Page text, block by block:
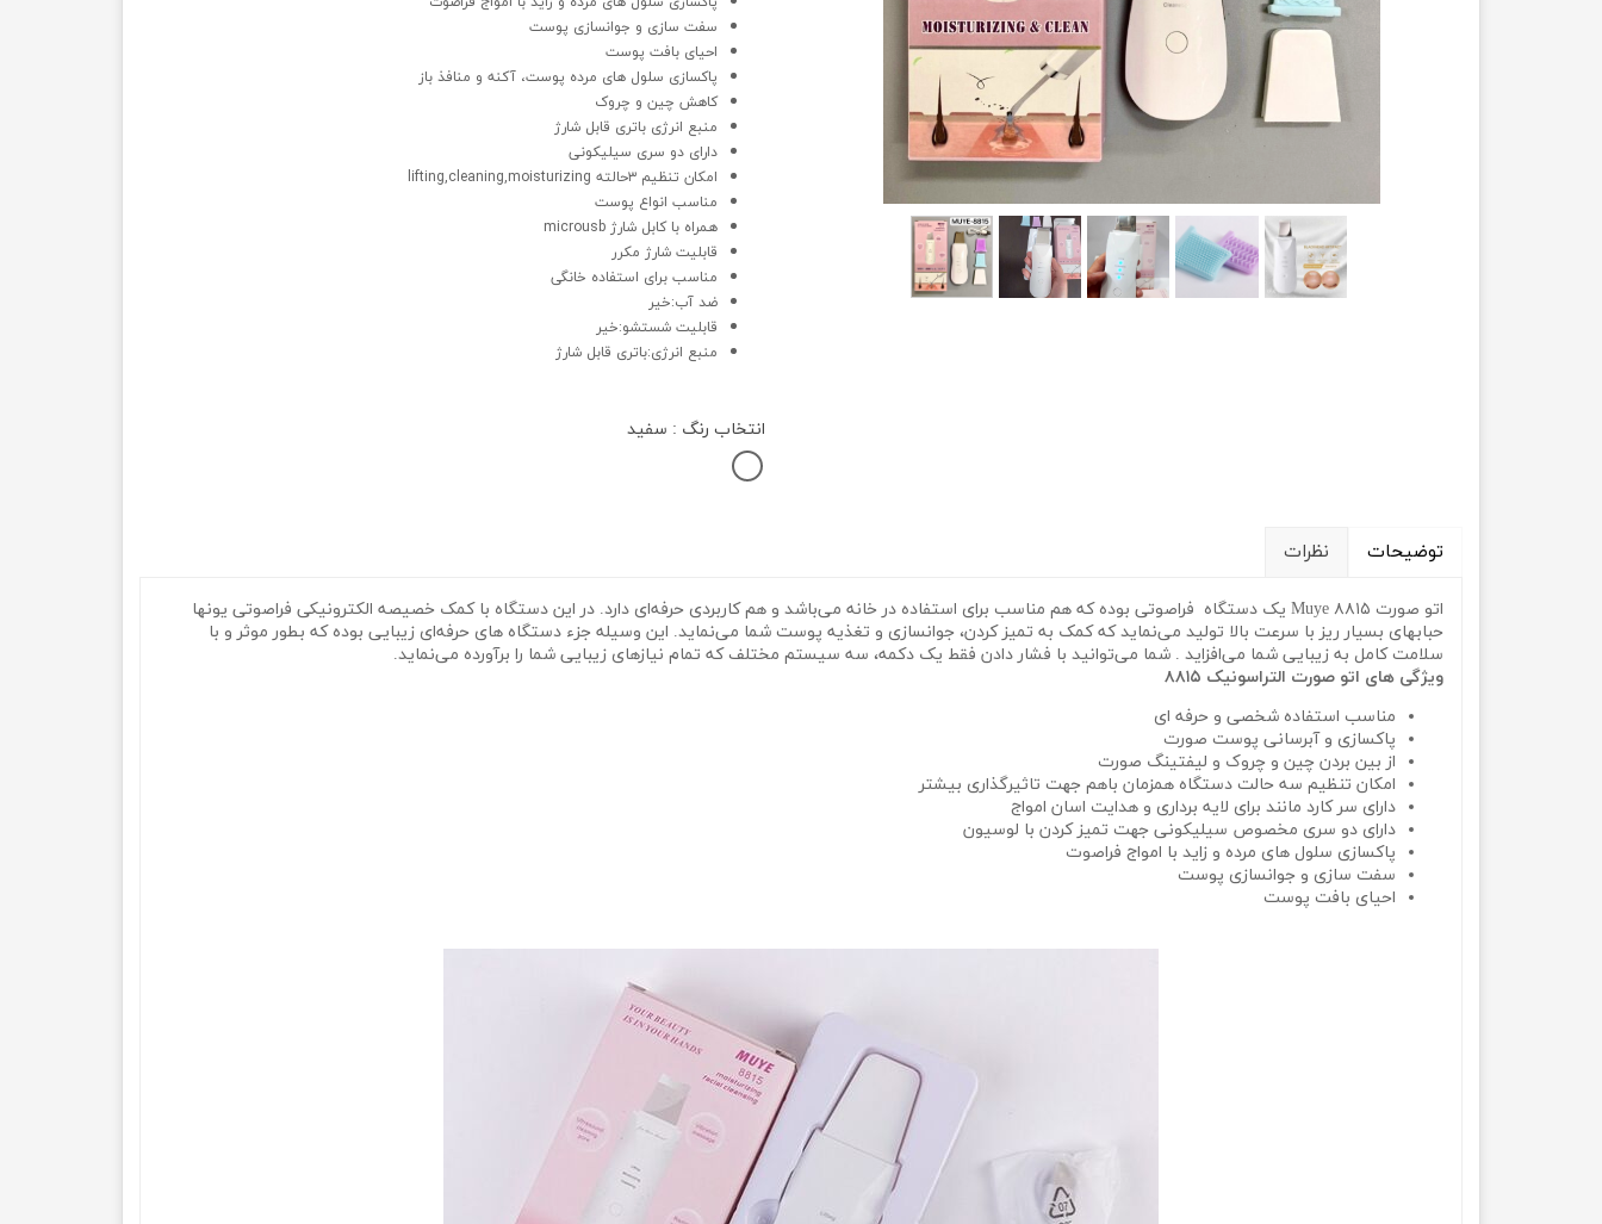
سفت سازی و جوانسازی پوست
احیای بافت پوست
پاکسازی سلول های مرده پوست، آکنه و منافذ باز
کاهش چین و چروک
منبع انرژی باتری قابل شارژ
دارای دو سری سیلیکونی
امکان تنظیم ۳حالته lifting,cleaning,moisturizing
مناسب انواع پوست
همراه با کابل شارژ microusb
قابلیت شارژ مکرر
مناسب برای استفاده خانگی
ضد آب:خیر
قابلیت شستشو:خیر
منبع انرژی:باتری قابل شارژ
انتخاب رنگ : سفید
توضیحات نظرات
اتو صورت Muye ۸۸۱۵ یک دستگاه فراصوتی بوده که هم مناسب برای استفاده در خانه‌‌ می‌باشد و هم کاربردی حرفه‌ای دارد. در این دستگاه با کمک خصیصه الکترونیکی فراصوتی یونها
حبابهای بسیار ریز با سرعت بالا تولید‌‌ می‌نماید که کمک به تمیز کردن، جوانسازی و تغذیه پوست شما‌‌ می‌نماید. این وسیله جزء دستگاه های حرفه‌ای زیبایی بوده که بطور موثر و با
سلامت کامل به زیبایی شما‌‌ می‌افزاید . شما‌‌ می‌توانید با فشار دادن فقط یک دکمه، سه سیستم مختلف که تمام نیازهای زیبایی شما را برآورده‌‌ می‌نماید.
ویژگی های اتو صورت التراسونیک ۸۸۱۵
مناسب استفاده شخصی و حرفه ای
پاکسازی و آبرسانی پوست صورت
از بین بردن چین و چروک و لیفتینگ صورت
امکان تنظیم سه حالت دستگاه همزمان باهم جهت تاثیرگذاری بیشتر
دارای سر کارد مانند برای لایه برداری و هدایت اسان امواج
دارای دو سری مخصوص سیلیکونی جهت تمیز کردن با لوسیون
پاکسازی سلول های مرده و زاید با امواج فراصوت
سفت سازی و جوانسازی پوست
احیای بافت پوست